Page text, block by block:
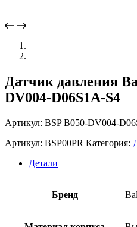
Датчик давления
DV004-D06S1A-S4
Артикул: BSP B050-DV004-
Артикул: BSP00PR Категория:
Детали
Бренд